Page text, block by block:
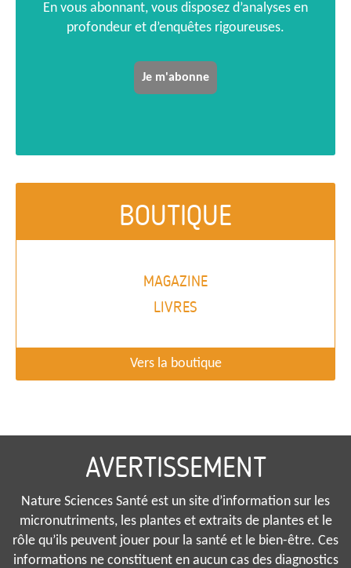
En vous abonnant, vous disposez d’analyses en
profondeur et d’enquêtes rigoureuses.
Je m'abonne
BOUTIQUE
MAGAZINE
LIVRES
Vers la boutique
AVERTISSEMENT
Nature Sciences Santé est un site d’information sur les
micronutriments, les plantes et extraits de plantes et le
rôle qu’ils peuvent jouer pour la santé et le bien-être. Ces
informations ne constituent en aucun cas des diagnostics